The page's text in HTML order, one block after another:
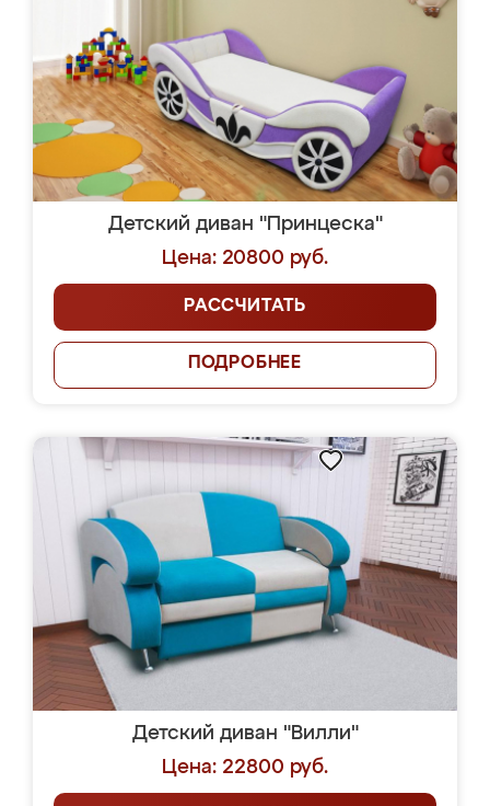
Детский диван "Принцеска"
Цена: 20800 руб.
РАССЧИТАТЬ
ПОДРОБНЕЕ
Детский диван "Вилли"
Цена: 22800 руб.